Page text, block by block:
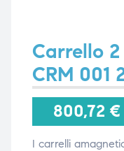
Carrello
CRM 001
800,72 €
I carrelli